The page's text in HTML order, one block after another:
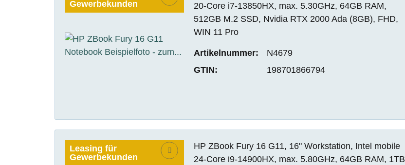
Gewerbekunden
20-Core i7-13850HX, max. 5.30GHz, 64GB RAM,
512GB M.2 SSD, Nvidia RTX 2000 Ada (8GB), FHD,
WIN 11 Pro
Artikelnummer:
N4679
GTIN:
198701866794
Leasing für
Gewerbekunden
HP ZBook Fury 16 G11, 16" Workstation, Intel mobile
24-Core i9-14900HX, max. 5.80GHz, 64GB RAM, 1TB